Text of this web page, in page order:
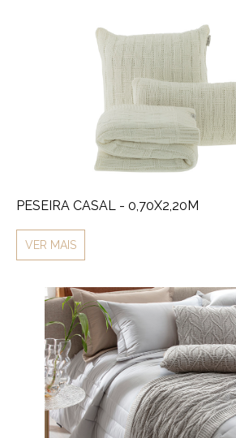
PESEIRA CASAL - 0,70X2,20M
VER MAIS